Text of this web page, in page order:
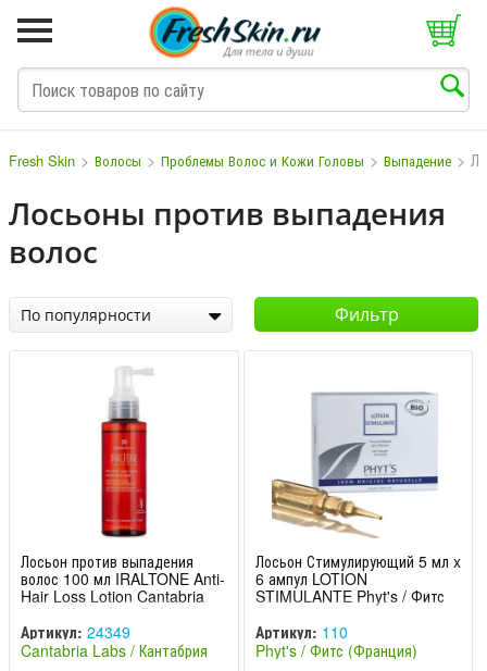
Fresh Skin > Волосы > Проблемы Волос и Кожи Головы > Выпадение >
Лосьоны против выпадения
волос
По популярности Фильтр
Лосьон против выпадения
волос 100 мл IRALTONE Anti-
Hair Loss Lotion Cantabria
Labs / Кантабрия Лабс
Артикул: 24349
Cantabria Labs / Кантабрия
Лосьон Стимулирующий 5 мл x
6 ампул LOTION
STIMULANTE Phyt's / Фитс
Артикул: 110
Phyt's / Фитс (Франция)
M N O